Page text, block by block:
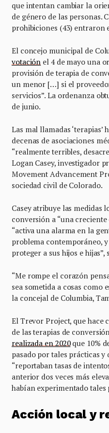
que intentan cambiar la
de género de las personas.
prohibiciones (43) entraron
El concejo municipal de
votación el 4 de mayo una
provisión de terapia de
un menor […] si el
servicios”. La ordenanza
de junio.
Las mal llamadas
decenas de asociaciones
“realmente terribles,
Logan Casey, investigador
Movement Advancement
sociedad civil de Colorado.
Casey atribuye las medidas
conversión a “una creciente
“activa una alarma en la
problema contemporáneo,
proteger a sus hijos e hijas”,
“Me rompe el corazón
sea sometida a cosas como
la concejal de Columbia,
El Trevor Project, que hace
de las terapias de
realizada en 2020que 10%
pasado por tales prácticas y
“reportaban tasas de
anterior dos veces más
habían experimentado tales
Acción local y